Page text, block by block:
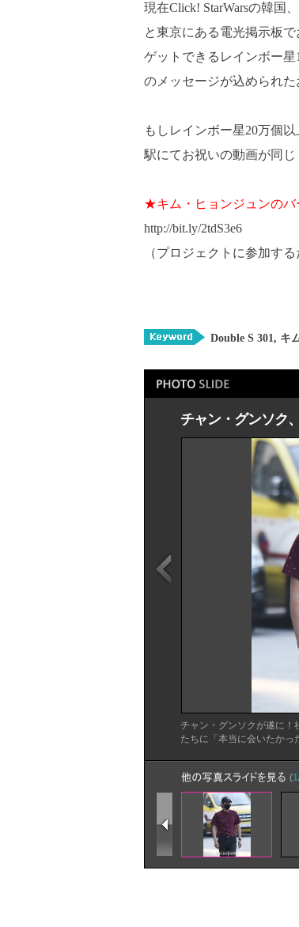
現在Click! StarWarsの韓国
と東京にある電光掲示板
ゲットできるレインボー
のメッセージが込められた
もしレインボー星20万個
駅にてお祝いの動画が同じ
★キム・ヒョンジュンのバ
http://bit.ly/2tdS3e6
（プロジェクトに参加す
Double S 301, キ
チャン・グンソク
チャン・グンソクが遂に！
たちに「本当に会いたかっ
(1